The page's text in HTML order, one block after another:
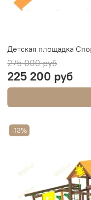
Детская площадка
275 000 руб
225 200 руб
-13%